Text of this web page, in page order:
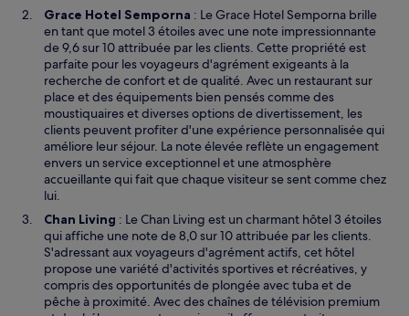
s
u
n
e
n
o
u
v
e
l
f
e
n
ê
t
r
Grace Hotel Semporna S
’
o
u
v
r
e
d
a
n
s
e
n
o
u
v
e
: Le Grace Hotel Semporna brille
en tant que motel 3 étoiles avec une note impressionnante
de 9,6 sur 10 attribuée par les clients. Cette propriété est
parfaite pour les voyageurs d'agrément exigeants à la
recherche de confort et de qualité. Avec un restaurant sur
place et des équipements bien pensés comme des
moustiquaires et diverses options de divertissement, les
clients peuvent profiter d'une expérience personnalisée qui
améliore leur séjour. La note élevée reflète un engagement
envers un service exceptionnel et une atmosphère
accueillante qui fait que chaque visiteur se sent comme chez
lui.
Chan Living S
’
o
u
v
r
: Le Chan Living est un charmant hôtel 3 étoiles
qui affiche une note de 8,0 sur 10 attribuée par les clients.
S'adressant aux voyageurs d'agrément actifs, cet hôtel
propose une variété d'activités sportives et récréatives, y
compris des opportunités de plongée avec tuba et de
pêche à proximité. Avec des chaînes de télévision premium